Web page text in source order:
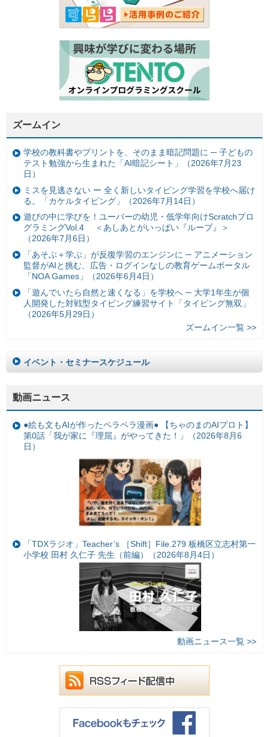
ズームイン
学校の教科書やプリントを、そのまま暗記問題に ─ 子どもの
テスト勉強から生まれた「AI暗記シート」（2026年7月23
日）
ミスを見逃さない ー 全く新しいタイピング学習を学校へ届け
る。「カケルタイピング」（2026年7月14日）
遊びの中に学びを！ユーバーの幼児・低学年向けScratchプロ
グラミングVol.4 ＜あしあとがいっぱい『ループ』＞
（2026年7月6日）
「あそぶ＋学ぶ」が反復学習のエンジンに ─ アニメーション
監督がAIと挑む、広告・ログインなしの教育ゲームポータル
「NOA Games」（2026年6月4日）
「遊んでいたら自然と速くなる」を学校へ ─ 大学1年生が個
人開発した対戦型タイピング練習サイト「タイピング無双」
（2026年5月29日）
ズームイン一覧 >>
イベント・セミナースケジュール
動画ニュース
●絵も文もAIが作ったペラペラ漫画● 【ちゃのまのAIプロト】
第0話「我が家に『理屈』がやってきた！」（2026年8月6
日）
「TDXラジオ」Teacher’s ［Shift］File.279 板橋区立志村第一
小学校 田村 久仁子 先生（前編）（2026年8月4日）
動画ニュース一覧 >>